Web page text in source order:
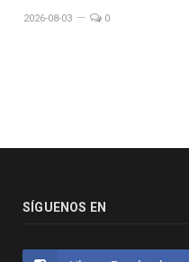
2026-08-03 0
SÍGUENOS EN